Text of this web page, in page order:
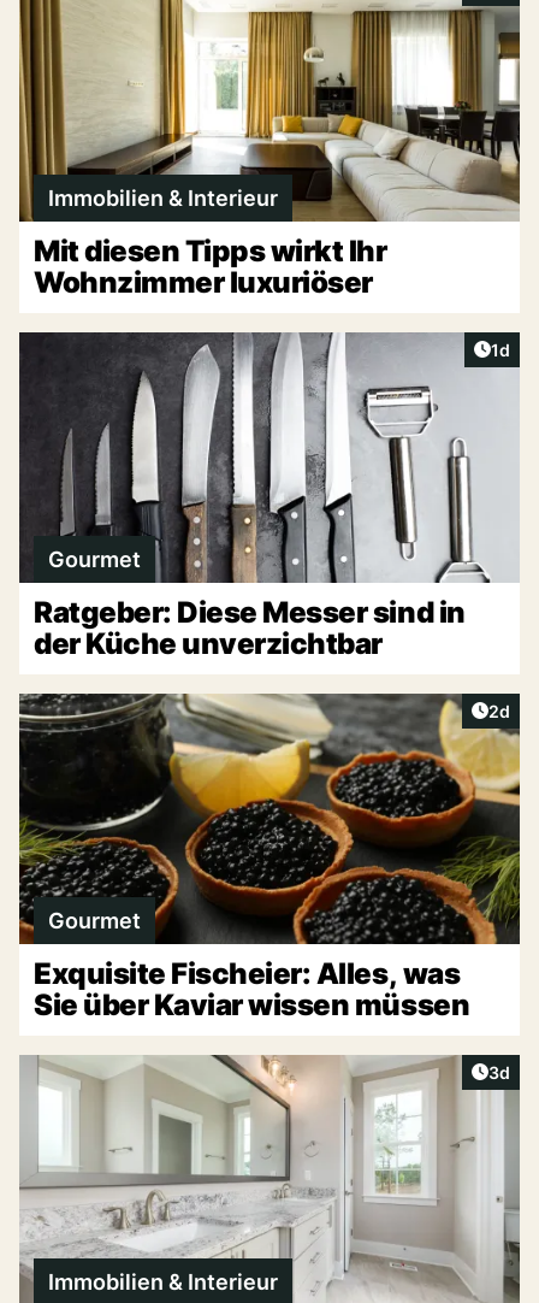
Immobilien & Interieur
Mit diesen Tipps wirkt Ihr
Wohnzimmer luxuriöser
1d
Gourmet
Ratgeber: Diese Messer sind in
der Küche unverzichtbar
2d
Gourmet
Exquisite Fischeier: Alles, was
Sie über Kaviar wissen müssen
3d
Immobilien & Interieur